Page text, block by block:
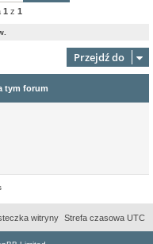
1 z 1
Przejdź do
tym forum
Strefa czasowa UTC
witryny